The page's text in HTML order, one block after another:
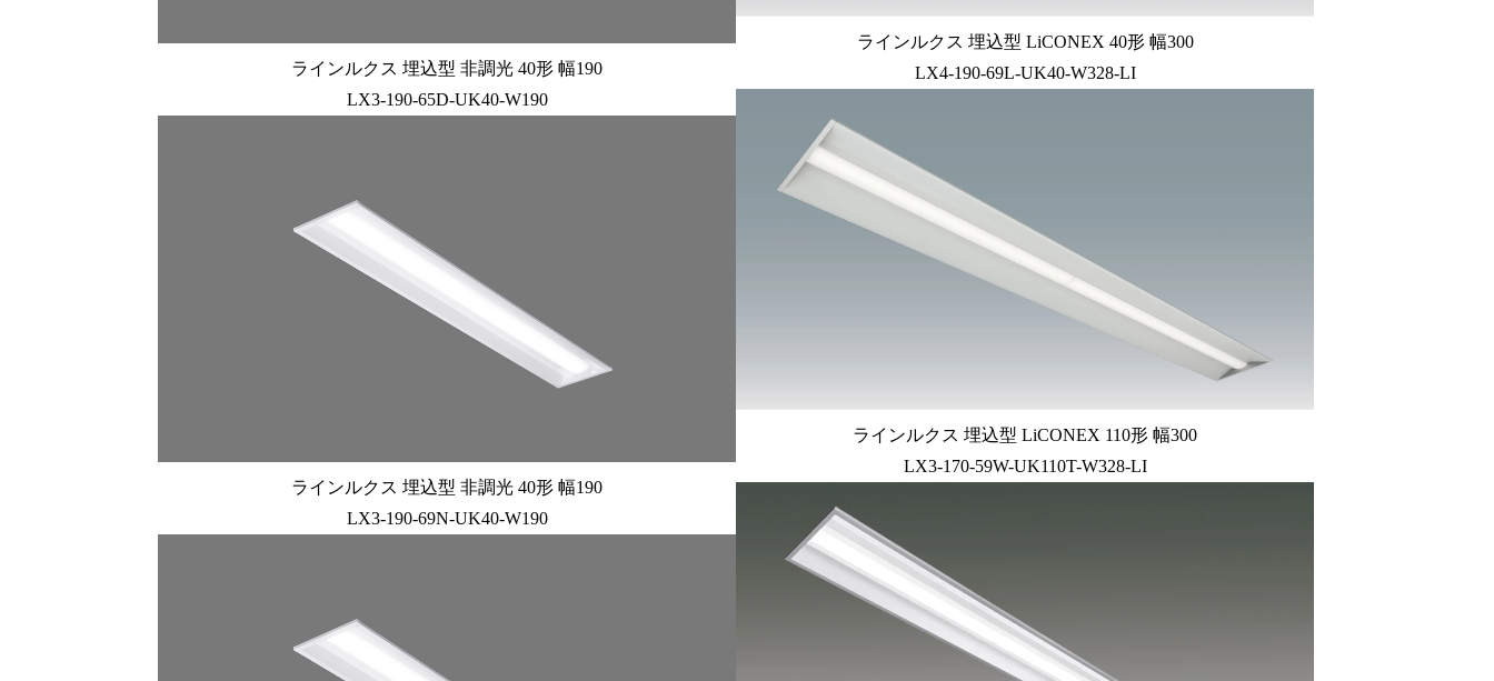
ラインルクス 埋込型 非調光 40形 幅190
LX3-190-65D-UK40-W190
ラインルクス 埋込型 非調光 40形 幅190
LX3-190-69N-UK40-W190
ラインルクス 埋込型 LiCONEX 40形 幅300
LX4-190-69L-UK40-W328-LI
ラインルクス 埋込型 LiCONEX 110形 幅300
LX3-170-59W-UK110T-W328-LI